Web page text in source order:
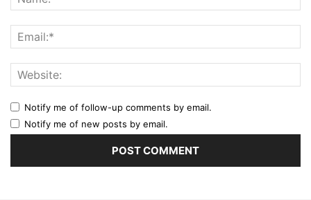
Notify me of follow-up comments by email.
Notify me of new posts by email.